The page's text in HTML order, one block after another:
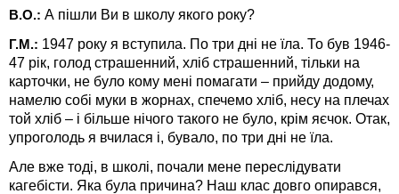
В.О.: А пішли Ви в школу якого року?
Г.М.: 1947 року я вступила. По три дні не їла. То був 1946-
47 рік, голод страшенний, хліб страшенний, тільки на
карточки, не було кому мені помагати – прийду додому,
намелю собі муки в жорнах, спечемо хліб, несу на плечах
той хліб – і більше нічого такого не було, крім яєчок. Отак,
упроголодь я вчилася і, бувало, по три дні не їла.
Але вже тоді, в школі, почали мене переслідувати
кагебісти. Яка була причина? Наш клас довго опирався,